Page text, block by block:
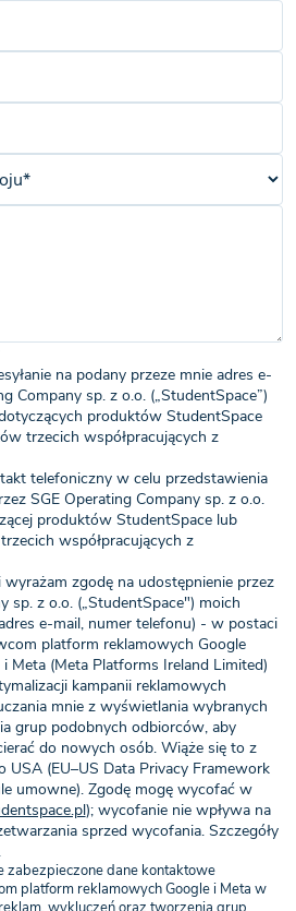
na podany przeze mnie adres e-
Company sp. z o.o. („StudentSpace”)
produktów StudentSpace
trzecich współpracujących z
telefoniczny w celu przedstawienia
SGE Operating Company sp. z o.o.
produktów StudentSpace lub
współpracujących z
zgodę na udostępnienie przez
sp. z o.o. („StudentSpace") moich
e-mail, numer telefonu) - w postaci
platform reklamowych Google
Meta (Meta Platforms Ireland Limited)
kampanii reklamowych
mnie z wyświetlania wybranych
grup podobnych odbiorców, aby
do nowych osób. Wiąże się to z
USA (EU–US Data Privacy Framework
umowne). Zgodę mogę wycofać w
); wycofanie nie wpływa na
sprzed wycofania. Szczegóły
zabezpieczone dane kontaktowe
platform reklamowych Google i Meta w